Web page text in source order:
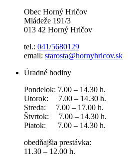
Obec Horný Hričov
Mládeže 191/3
013 42 Horný Hričov
tel.: 041/5680129
email: starosta@hornyhricov.sk
Úradné hodiny
Pondelok: 7.00 – 14.30 h.
Utorok: 7.00 – 14.30 h.
Streda: 7.00 – 17.00 h.
Štvrtok: 7.00 – 14.30 h.
Piatok: 7.00 – 14.30 h.
obedňajšia prestávka:
11.30 – 12.00 h.